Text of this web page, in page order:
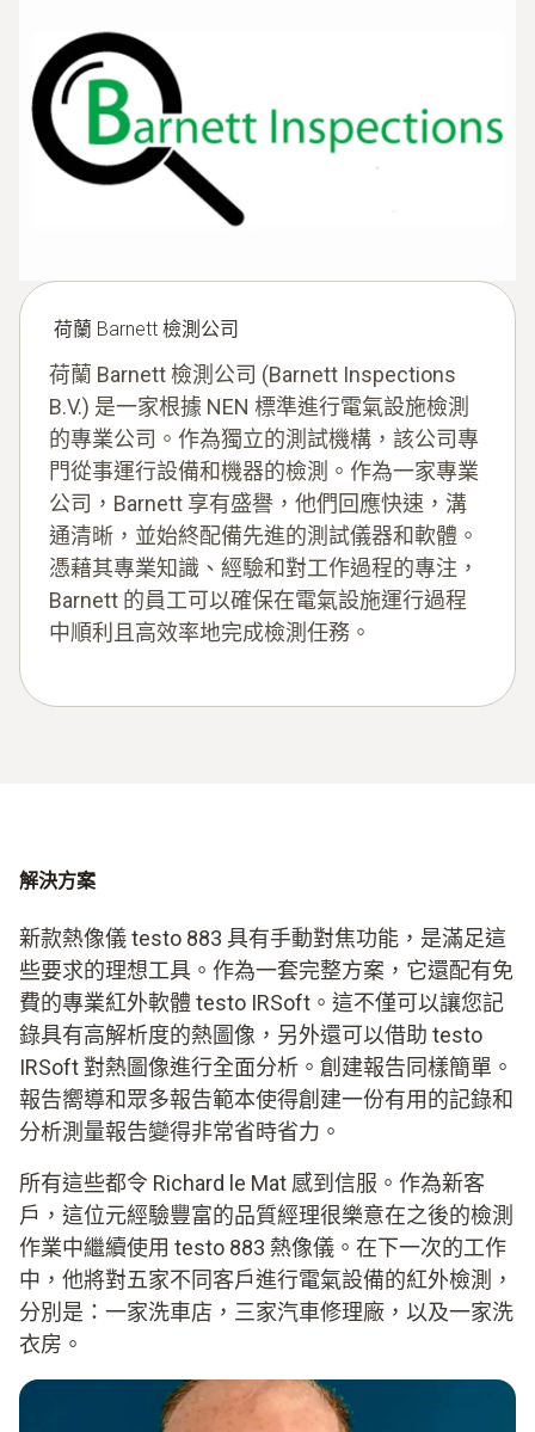
荷蘭 Barnett 檢測公司
荷蘭 Barnett 檢測公司 (Barnett Inspections
B.V.) 是一家根據 NEN 標準進行電氣設施檢測
的專業公司。作為獨立的測試機構，該公司專
門從事運行設備和機器的檢測。作為一家專業
公司，Barnett 享有盛譽，他們回應快速，溝
通清晰，並始終配備先進的測試儀器和軟體。
憑藉其專業知識、經驗和對工作過程的專注，
Barnett 的員工可以確保在電氣設施運行過程
中順利且高效率地完成檢測任務。
解決方案
新款熱像儀 testo 883 具有手動對焦功能，是滿足這
些要求的理想工具。作為一套完整方案，它還配有免
費的專業紅外軟體 testo IRSoft。這不僅可以讓您記
錄具有高解析度的熱圖像，另外還可以借助 testo
IRSoft 對熱圖像進行全面分析。創建報告同樣簡單。
報告嚮導和眾多報告範本使得創建一份有用的記錄和
分析測量報告變得非常省時省力。
所有這些都令 Richard le Mat 感到信服。作為新客
戶，這位元經驗豐富的品質經理很樂意在之後的檢測
作業中繼續使用 testo 883 熱像儀。在下一次的工作
中，他將對五家不同客戶進行電氣設備的紅外檢測，
分別是：一家洗車店，三家汽車修理廠，以及一家洗
衣房。